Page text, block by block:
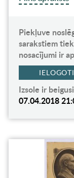
Piekļuve
sarakstiem
nosacījumi ir
Izsole ir
07.04.2018